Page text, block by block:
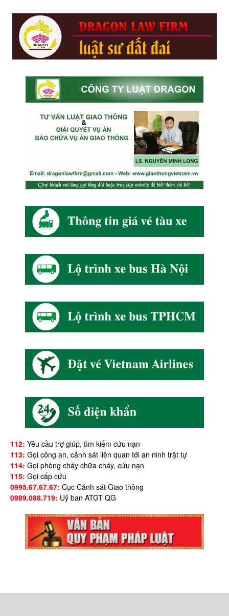
112: Yêu cầu trợ giúp, tìm kiếm cứu nạn
113: Gọi công an, cảnh sát liên quan tới an ninh trật tự
114: Gọi phòng cháy chữa cháy, cứu nạn
115: Gọi cấp cứu
0995.67.67.67: Cục Cảnh sát Giao thông
0989.088.719: Uỷ ban ATGT QG